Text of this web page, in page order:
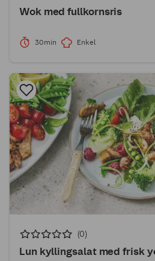
Wok med fullkornsris
30min Enkel
(0)
Lun kyllingsalat med frisk